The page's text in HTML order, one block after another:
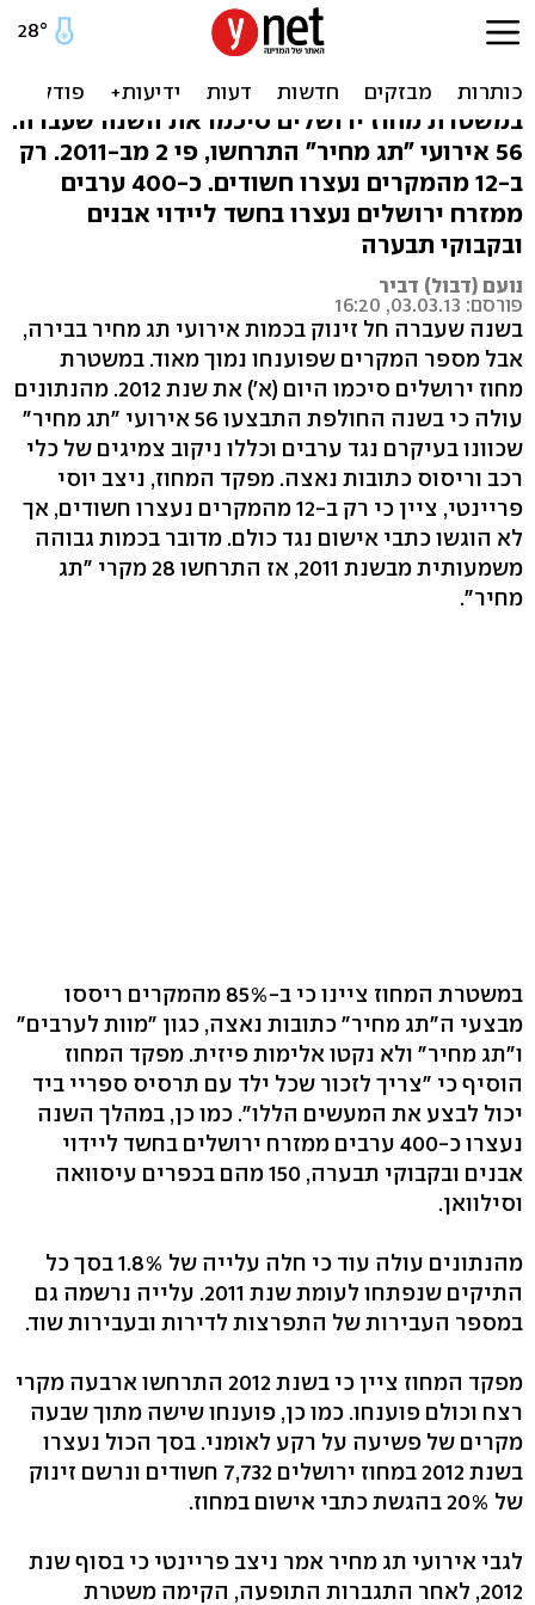
זינוק ב'תגי מחיר' בי-ם: רק
במשטרת מחוז ירושלים סיכמו את השנה שעברה:
56 אירועי "תג מחיר" התרחשו, פי 2 מב-2011. רק
ב-12 מהמקרים נעצרו חשודים. כ-400 ערבים
ממזרח ירושלים נעצרו בחשד ליידוי אבנים
ובקבוקי תבערה
נועם (דבול) דביר
פורסם: 03.03.13, 16:20
בשנה שעברה חל זינוק בכמות אירועי תג מחיר בבירה,
אבל מספר המקרים שפוענחו נמוך מאוד. במשטרת
מחוז ירושלים סיכמו היום (א') את שנת 2012. מהנתונים
עולה כי בשנה החולפת התבצעו 56 אירועי "תג מחיר"
שכוונו בעיקרם נגד ערבים וכללו ניקוב צמיגים של כלי
רכב וריסוס כתובות נאצה. מפקד המחוז, ניצב יוסי
פריינטי, ציין כי רק ב-12 מהמקרים נעצרו חשודים, אך
לא הוגשו כתבי אישום נגד כולם. מדובר בכמות גבוהה
משמעותית מבשנת 2011, אז התרחשו 28 מקרי "תג
מחיר".
במשטרת המחוז ציינו כי ב-85% מהמקרים ריססו
מבצעי ה"תג מחיר" כתובות נאצה, כגון "מוות לערבים"
ו"תג מחיר" ולא נקטו אלימות פיזית. מפקד המחוז
הוסיף כי "צריך לזכור שכל ילד עם תרסיס ספריי ביד
יכול לבצע את המעשים הללו". כמו כן, במהלך השנה
נעצרו כ-400 ערבים ממזרח ירושלים בחשד ליידוי
אבנים ובקבוקי תבערה, 150 מהם בכפרים עיסוואה
וסילוואן.
מהנתונים עולה עוד כי חלה עלייה של 1.8% בסך כל
התיקים שנפתחו לעומת שנת 2011. עלייה נרשמה גם
במספר העבירות של התפרצות לדירות ובעבירות שוד.
מפקד המחוז ציין כי בשנת 2012 התרחשו ארבעה מקרי
רצח וכולם פוענחו. כמו כן, פוענחו שישה מתוך שבעה
מקרים של פשיעה על רקע לאומני. בסך הכול נעצרו
בשנת 2012 במחוז ירושלים 7,732 חשודים ונרשם זינוק
של 20% בהגשת כתבי אישום במחוז.
לגבי אירועי תג מחיר אמר ניצב פריינטי כי בסוף שנת
2012, לאחר התגברות התופעה, הקימה משטרת